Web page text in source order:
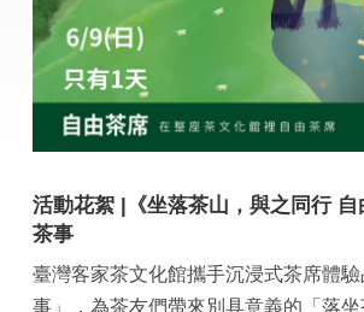
活動花絮 |《坐落茶山，與之同行 自
茶事
臺灣客家茶文化館攜手沉浸式茶席體
事」，為茶友們帶來別具意義的「落坐